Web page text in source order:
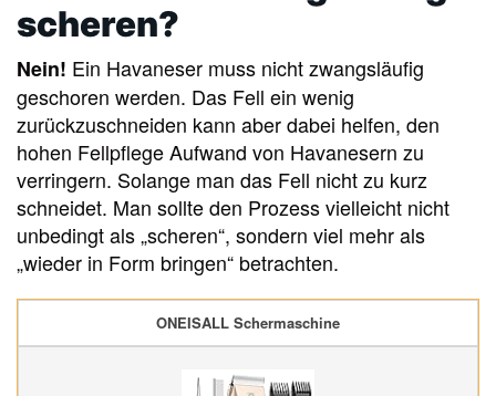
scheren?
Nein! Ein Havaneser muss nicht zwangsläufig
geschoren werden. Das Fell ein wenig
zurückzuschneiden kann aber dabei helfen, den
hohen Fellpflege Aufwand von Havanesern zu
verringern. Solange man das Fell nicht zu kurz
schneidet. Man sollte den Prozess vielleicht nicht
unbedingt als „scheren“, sondern viel mehr als
„wieder in Form bringen“ betrachten.
ONEISALL Schermaschine